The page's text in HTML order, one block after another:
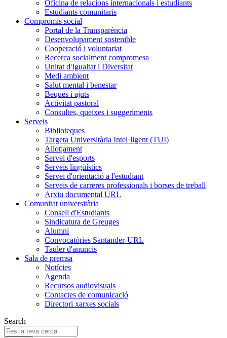
Oficina de relacions internacionals i estudiants
Estudiants comunitaris
Compromís social
Portal de la Transparència
Desenvolupament sostenible
Cooperació i voluntariat
Recerca socialment compromesa
Unitat d'Igualtat i Diversitat
Medi ambient
Salut mental i benestar
Beques i ajuts
Activitat pastoral
Consultes, queixes i suggeriments
Serveis
Biblioteques
Targeta Universitària Intel·ligent (TUI)
Allotjament
Servei d'esports
Serveis lingüístics
Servei d'orientació a l'estudiant
Serveis de carreres professionals i borses de treball
Arxiu documental URL
Comunitat universitària
Consell d'Estudiants
Sindicatura de Greuges
Alumni
Convocatòries Santander-URL
Tauler d'anuncis
Sala de premsa
Notícies
Agenda
Recursos audiovisuals
Contactes de comunicació
Directori xarxes socials
Search